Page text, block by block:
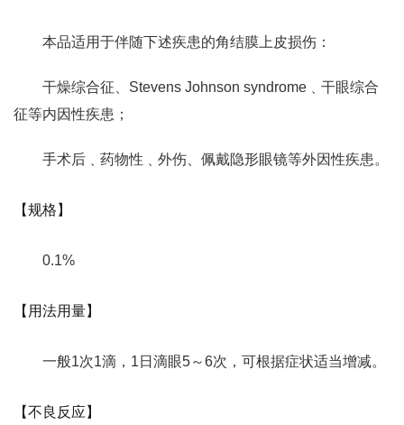
本品适用于伴随下述疾患的角结膜上皮损伤：
干燥综合征、Stevens Johnson syndrome﹑干眼综合
征等内因性疾患；
手术后﹑药物性﹑外伤、佩戴隐形眼镜等外因性疾患。
【规格】
0.1%
【用法用量】
一般1次1滴，1日滴眼5～6次，可根据症状适当增减。
【不良反应】